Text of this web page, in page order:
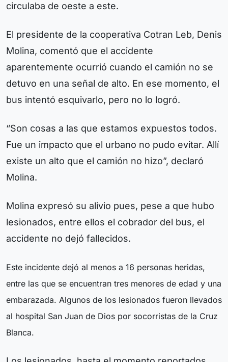
circulaba de oeste a este.
El presidente de la cooperativa Cotran Leb, Denis
Molina, comentó que el accidente
aparentemente ocurrió cuando el camión no se
detuvo en una señal de alto. En ese momento, el
bus intentó esquivarlo, pero no lo logró.
“Son cosas a las que estamos expuestos todos.
Fue un impacto que el urbano no pudo evitar. Allí
existe un alto que el camión no hizo”, declaró
Molina.
Molina expresó su alivio pues, pese a que hubo
lesionados, entre ellos el cobrador del bus, el
accidente no dejó fallecidos.
Este incidente dejó al menos a 16 personas heridas,
entre las que se encuentran tres menores de edad y una
embarazada. Algunos de los lesionados fueron llevados
al hospital San Juan de Dios por socorristas de la Cruz
Blanca.